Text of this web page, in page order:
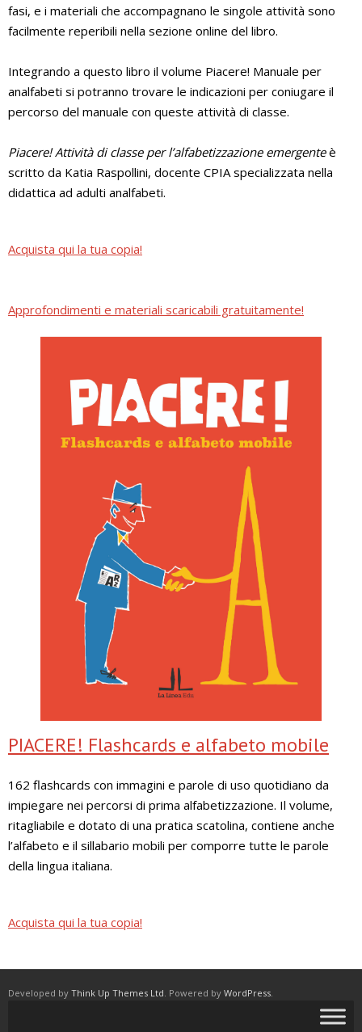
fasi, e i materiali che accompagnano le singole attività sono
facilmente reperibili nella sezione online del libro.
Integrando a questo libro il volume Piacere! Manuale per
analfabeti si potranno trovare le indicazioni per coniugare il
percorso del manuale con queste attività di classe.
Piacere! Attività di classe per l’alfabetizzazione emergenteè
scritto da Katia Raspollini, docente CPIA specializzata nella
didattica ad adulti analfabeti.
Acquista qui la tua copia!
Approfondimenti e materiali scaricabili gratuitamente!
PIACERE! Flashcards e alfabeto mobile
162 flashcards con immagini e parole di uso quotidiano da
impiegare nei percorsi di prima alfabetizzazione. Il volume,
ritagliabile e dotato di una pratica scatolina, contiene anche
l’alfabeto e il sillabario mobili per comporre tutte le parole
della lingua italiana.
Acquista qui la tua copia!
Developed by Think Up Themes Ltd . Powered by WordPress